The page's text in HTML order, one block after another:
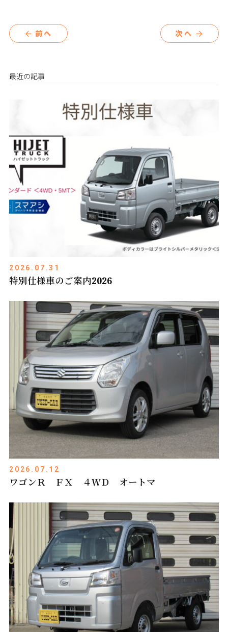
arrow_back 前へ 次へ arrow_forward
最近の記事
2026.07.31
特別仕様車のご案内2026
2026.07.12
ワゴンＲ ＦＸ ４ＷＤ オートマ